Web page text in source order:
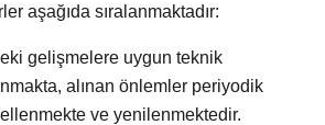
aşağıda sıralanmaktadır:
gelişmelere uygun teknik
alınan önlemler periyodik
ve yenilenmektedir.